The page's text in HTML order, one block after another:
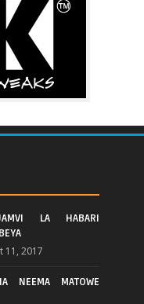
LA HABARI
11, 2017
NEEMA MATOWE